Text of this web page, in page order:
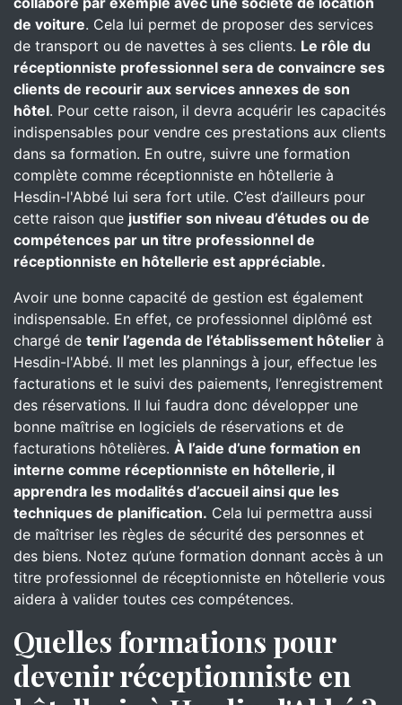
de voiture. Cela lui permet de proposer des services
de transport ou de navettes à ses clients. Le rôle du
réceptionniste professionnel sera de convaincre ses
clients de recourir aux services annexes de son
hôtel. Pour cette raison, il devra acquérir les capacités
indispensables pour vendre ces prestations aux clients
dans sa formation. En outre, suivre une formation
complète comme réceptionniste en hôtellerie à
Hesdin-l'Abbé lui sera fort utile. C’est d’ailleurs pour
cette raison que justifier son niveau d’études ou de
compétences par un titre professionnel de
réceptionniste en hôtellerie est appréciable.
Avoir une bonne capacité de gestion est également
indispensable. En effet, ce professionnel diplômé est
chargé de tenir l’agenda de l’établissement hôtelier à
Hesdin-l'Abbé. Il met les plannings à jour, effectue les
facturations et le suivi des paiements, l’enregistrement
des réservations. Il lui faudra donc développer une
bonne maîtrise en logiciels de réservations et de
facturations hôtelières. À l’aide d’une formation en
interne comme réceptionniste en hôtellerie, il
apprendra les modalités d’accueil ainsi que les
techniques de planification. Cela lui permettra aussi
de maîtriser les règles de sécurité des personnes et
des biens. Notez qu’une formation donnant accès à un
titre professionnel de réceptionniste en hôtellerie vous
aidera à valider toutes ces compétences.
Quelles formations pour
devenir réceptionniste en